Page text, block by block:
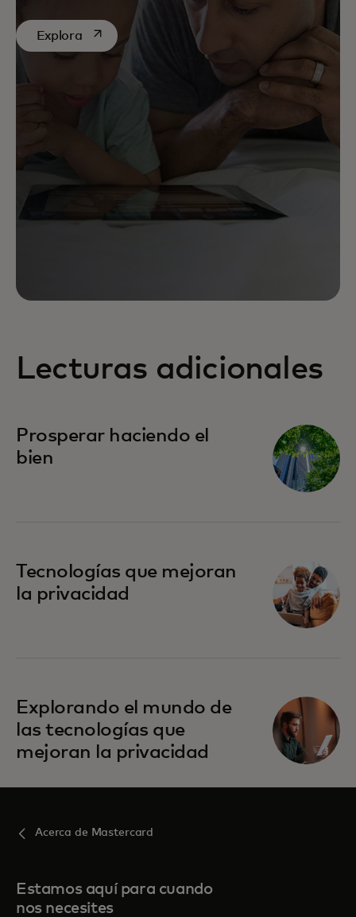
últimas discusiones sobre IA.
Explorase abre en una pestaña nueva
Lecturas adicionales
Prosperar haciendo el
bien
Tecnologías que mejoran
la privacidad
se abre en una pestaña nueva
Explorando el mundo de
las tecnologías que
mejoran la privacidad
se abre en una pestaña nueva
Acerca de Mastercard
Estamos aquí para cuando
nos necesites